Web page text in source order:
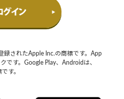
録されたApple Inc.の商標です。App
です。Google Play、Androidは、
す。